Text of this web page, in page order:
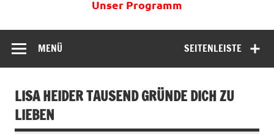
Unser Programm
SEITENLEISTE
MENÜ
LISA HEIDER TAUSEND GRÜNDE DICH ZU
LIEBEN